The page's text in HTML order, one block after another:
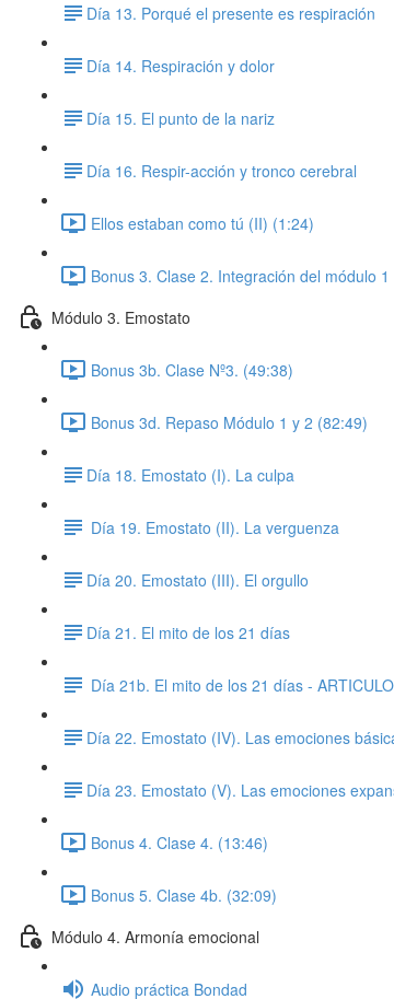
​Día 13. Porqué el presente es respiración
​Día 14. Respiración y dolor
​​Día 15. El punto de la nariz
​Día 16. Respir-acción y tronco cerebral
Ellos estaban como tú (II) (1:24)
Bonus 3. Clase 2. Integración del módulo
Módulo 3. Emostato
Bonus 3b. Clase Nº3. (49:38)
Bonus 3d. Repaso Módulo 1 y 2 (82:49)
​Día 18. Emostato (I). La culpa
Día 19. Emostato (II). La verguenza
​Día 20. Emostato (III). El orgullo
​Día 21. El mito de los 21 días
Día 21b. El mito de los 21 días - ARTICULO
​Día 22. Emostato (IV). Las emociones
​Día 23. Emostato (V). Las emociones
Bonus 4. Clase 4. (13:46)
Bonus 5. Clase 4b. (32:09)
Módulo 4. Armonía emocional
Audio práctica Bondad